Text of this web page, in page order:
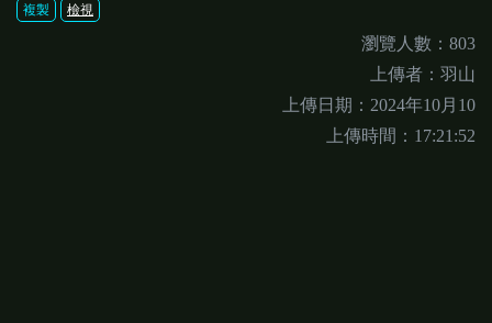
複製 檢視
瀏覽人數：803
上傳者：羽山
上傳日期：2024年10月10
上傳時間：17:21:52